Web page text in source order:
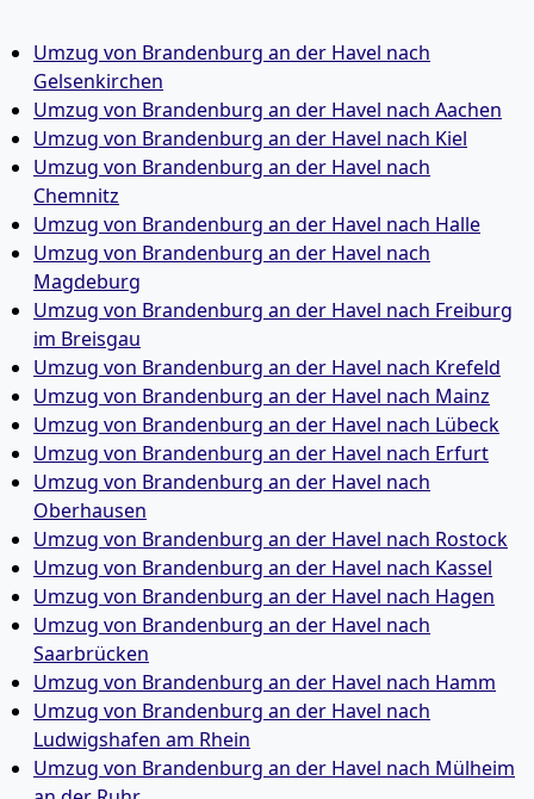
Umzug von Brandenburg an der Havel nach
Gelsenkirchen
Umzug von Brandenburg an der Havel nach Aachen
Umzug von Brandenburg an der Havel nach Kiel
Umzug von Brandenburg an der Havel nach
Chemnitz
Umzug von Brandenburg an der Havel nach Halle
Umzug von Brandenburg an der Havel nach
Magdeburg
Umzug von Brandenburg an der Havel nach Freiburg
im Breisgau
Umzug von Brandenburg an der Havel nach Krefeld
Umzug von Brandenburg an der Havel nach Mainz
Umzug von Brandenburg an der Havel nach Lübeck
Umzug von Brandenburg an der Havel nach Erfurt
Umzug von Brandenburg an der Havel nach
Oberhausen
Umzug von Brandenburg an der Havel nach Rostock
Umzug von Brandenburg an der Havel nach Kassel
Umzug von Brandenburg an der Havel nach Hagen
Umzug von Brandenburg an der Havel nach
Saarbrücken
Umzug von Brandenburg an der Havel nach Hamm
Umzug von Brandenburg an der Havel nach
Ludwigshafen am Rhein
Umzug von Brandenburg an der Havel nach Mülheim